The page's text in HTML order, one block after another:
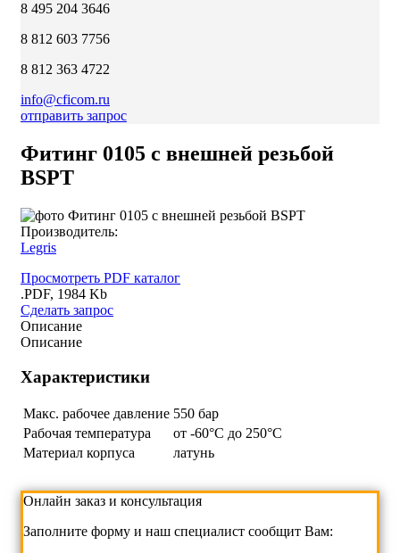
8 495 204 3646
8 812 603 7756
8 812 363 4722
info@cficom.ru
отправить запрос
Фитинг 0105 с внешней резьбой
BSPT
Производитель:
Legris
Просмотреть PDF каталог
.PDF, 1984 Kb
Сделать запрос
Описание
Описание
Характеристики
Макс. рабочее давление 550 бар
Рабочая температура
от -60°C до 250°C
Материал корпуса
латунь
Онлайн заказ и консультация
Заполните форму и наш специалист сообщит Вам: